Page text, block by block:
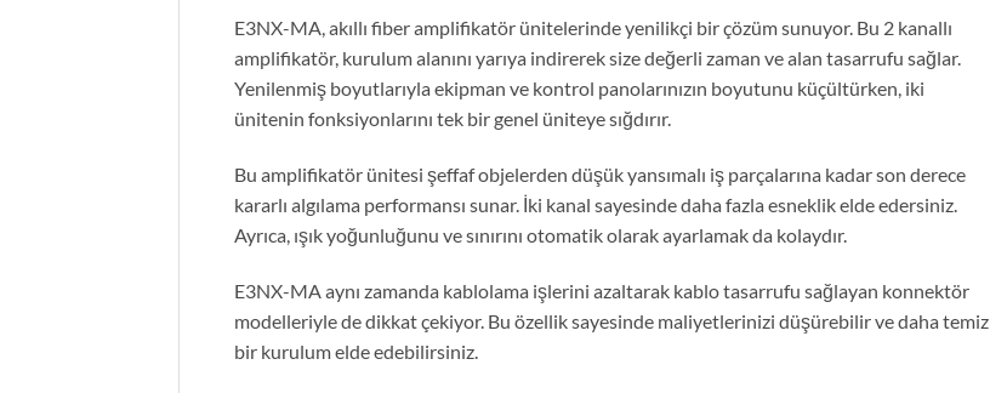
E3NX-MA, akıllı fiber amplifikatör ünitelerinde yenilikçi bir çözüm sunuyor. Bu 2 kanallı
amplifikatör, kurulum alanını yarıya indirerek size değerli zaman ve alan tasarrufu sağlar.
Yenilenmiş boyutlarıyla ekipman ve kontrol panolarınızın boyutunu küçültürken, iki
ünitenin fonksiyonlarını tek bir genel üniteye sığdırır.
Bu amplifikatör ünitesi şeffaf objelerden düşük yansımalı iş parçalarına kadar son derece
kararlı algılama performansı sunar. İki kanal sayesinde daha fazla esneklik elde edersiniz.
Ayrıca, ışık yoğunluğunu ve sınırını otomatik olarak ayarlamak da kolaydır.
E3NX-MA aynı zamanda kablolama işlerini azaltarak kablo tasarrufu sağlayan konnektör
modelleriyle de dikkat çekiyor. Bu özellik sayesinde maliyetlerinizi düşürebilir ve daha temiz
bir kurulum elde edebilirsiniz.